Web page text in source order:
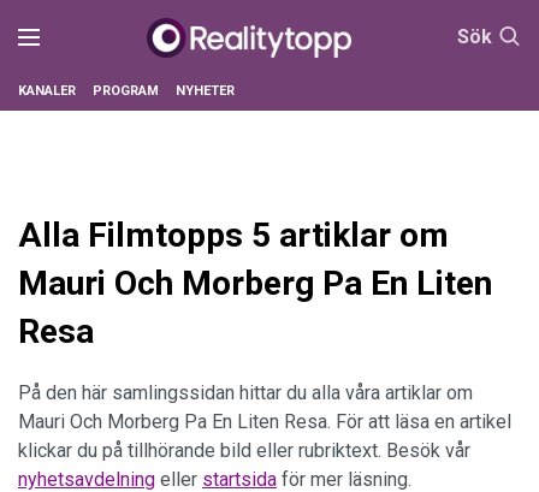
Sök
KANALER PROGRAM NYHETER
Alla Filmtopps 5 artiklar om
Mauri Och Morberg Pa En Liten
Resa
På den här samlingssidan hittar du alla våra artiklar om
Mauri Och Morberg Pa En Liten Resa. För att läsa en artikel
klickar du på tillhörande bild eller rubriktext. Besök vår
nyhetsavdelning eller startsida för mer läsning.